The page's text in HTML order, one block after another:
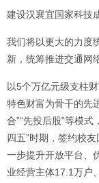
建设汉襄宜国家科技
我们将以更大的力度
新，统筹推进交通网
以5个万亿元级支柱
特色财富为骨干的先
合”“先投后股”等模
四五”时期，签约校
一步提升开放平台、
业经营主体17.1万户